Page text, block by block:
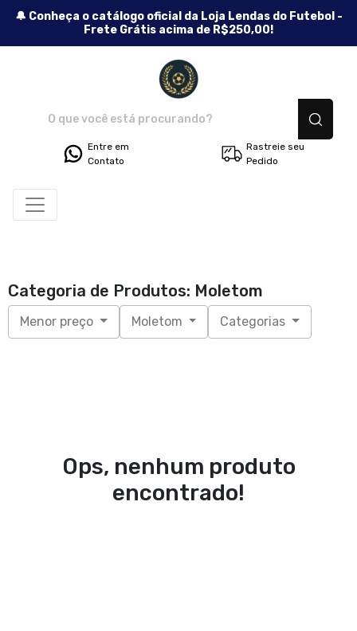
🔔 Conheça o catálogo oficial da Loja Lendas do Futebol -
Frete Grátis acima de R$250,00!
Entre em
Contato
Rastreie seu
Pedido
Categoria de Produtos: Moletom
Menor preço Moletom Categorias
Ops, nenhum produto
encontrado!